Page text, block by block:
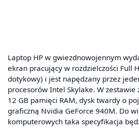
Laptop HP w gwiezdnowojennym
ekran pracujący w rozdzielczości Full
dotykowy) i jest napędzany przez
procesorów Intel Skylake. W
12 GB pamięci RAM, dysk twardy o
graficzną Nvidia GeForce 940M. Do
komputerowych taka specyfikacja